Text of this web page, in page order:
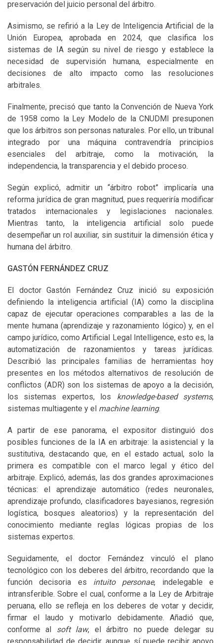
preservación del juicio personal del árbitro.
Asimismo, se refirió a la Ley de Inteligencia Artificial de la
Unión Europea, aprobada en 2024, que clasifica los
sistemas de IA según su nivel de riesgo y establece la
necesidad de supervisión humana, especialmente en
decisiones de alto impacto como las resoluciones
arbitrales.
Finalmente, precisó que tanto la Convención de Nueva York
de 1958 como la Ley Modelo de la CNUDMI presuponen
que los árbitros son personas naturales. Por ello, un tribunal
integrado por una máquina contravendría principios
esenciales del arbitraje, como la motivación, la
independencia, la transparencia y el debido proceso.
Según explicó, admitir un “árbitro robot” implicaría una
reforma jurídica de gran magnitud, pues requeriría modificar
tratados internacionales y legislaciones nacionales.
Mientras tanto, la inteligencia artificial solo puede
desempeñar un rol auxiliar, sin sustituir la dimensión ética y
humana del árbitro.
GASTÓN FERNÁNDEZ CRUZ
El doctor Gastón Fernández Cruz inició su exposición
definiendo la inteligencia artificial (IA) como la disciplina
capaz de ejecutar operaciones comparables a las de la
mente humana (aprendizaje y razonamiento lógico) y, en el
campo jurídico, como Artificial Legal Intelligence, esto es, la
automatización de razonamientos y tareas jurídicas.
Describió las principales familias de herramientas hoy
presentes en los métodos alternativos de resolución de
conflictos (ADR) son los sistemas de apoyo a la decisión,
los sistemas expertos, los knowledge-based systems,
sistemas multiagente y el machine learning.
A partir de ese panorama, el expositor distinguió dos
posibles funciones de la IA en arbitraje: la asistencial y la
sustitutiva, destacando que, en el estado actual, solo la
primera es compatible con el marco legal y ético del
arbitraje. Explicó, además, las dos grandes aproximaciones
técnicas: el aprendizaje automático (redes neuronales,
aprendizaje profundo, clasificadores bayesianos, regresión
logística, bosques aleatorios) y la representación del
conocimiento mediante reglas lógicas propias de los
sistemas expertos.
Seguidamente, el doctor Fernández vinculó el plano
tecnológico con los deberes del árbitro, recordando que la
función decisoria es intuito personae, indelegable e
intransferible. Sobre el cual, conforme a la Ley de Arbitraje
peruana, ello se refleja en los deberes de votar y decidir,
firmar el laudo y motivarlo debidamente. Añadió que,
conforme al soft law, el árbitro no puede delegar su